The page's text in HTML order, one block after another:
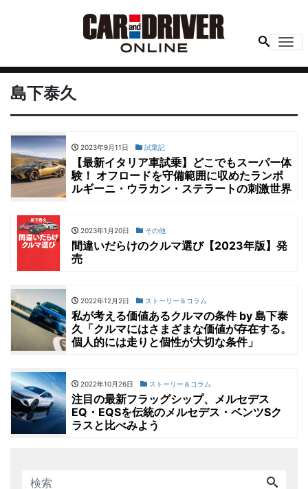
島下泰久
2023年9月11日 試乗記
【最新イタリア車試乗】どこでもスーパー体
験！ オフロードを守備範囲に収めたランボ
ルギーニ・ウラカン・ステラートの刺激世界
2023年1月20日 その他
間違いだらけのクルマ選び【2023年版】発
売
2022年12月2日 ストーリー＆コラム
私が考える価値あるクルマの条件 by 島下泰
久「クルマにはさまざまな価値が存在する。
個人的には走りと個性が大切な条件」
2022年10月26日 ストーリー＆コラム
注目の最新フラッグシップ、メルセデス
EQ・EQSを伝統のメルセデス・ベンツSク
ラスと比べみよう